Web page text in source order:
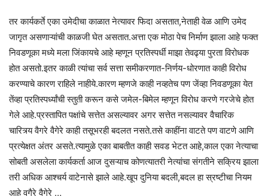
तर कार्यकर्ते एका उमेदीचा काळात नेत्यावर फिदा असतात,नेताही वेळ आणि उमेद
जागृत असणाऱ्यांची काळजी घेत असतात.अत्ता एक मोठा पेच निर्माण झाला आहे फक्त
निवडणूका मध्ये मला जिंकायचे आहे म्हणून प्रतिस्पर्धी माझा तेवढ्या पुरता विरोधक
होत असतो.इतर काळी त्यांचा सर्व सत्ता समीकरणात-निर्णय-धोरणात काही विरोध
करण्याचे कारण राहिले नाहीये.कारण म्हणजे काही नव्हतेच पण जेंव्हा निवडणूका येत
तेंव्हा प्रतिस्पर्ध्यांची स्तुती करून कसे जमेल-बिमेल म्हणून विरोध करणे गरजेचे होत
गेले आहे.प्रस्तापित पक्षांचे सत्तेत असल्यावर अगर सत्तेत नसल्यावर वैचारिक
चारित्र्य वैगरे वैगेरे काही तसूभरही बदलत नसते.तसे काहींना वाटते पण वाटणे आणि
प्रत्येक्षत अंतर असते.त्यामुळे एका बाबतीत काही सवड भेटत आहे,काल एका नेत्याचा
सोबती असलेला कार्यकर्ता आज दुसऱ्याच कोणत्यातरी नेत्यांचा संगतीने सक्रिय झाला
तरी अधिक आश्चर्य वाटेनासे झाले आहे.खूप दुनिया बदली,बदल हा स्रष्टीचा नियम
आहे वगैरे वैगेरे …